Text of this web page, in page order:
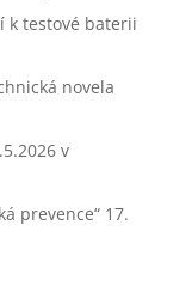
k testové baterii
novela
v
prevence“ 17.